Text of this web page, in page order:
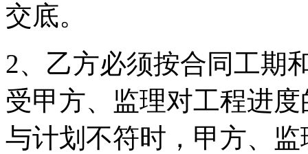
交底。
2、乙方必须按合同工期
受甲方、监理对工程进
与计划不符时，甲方、